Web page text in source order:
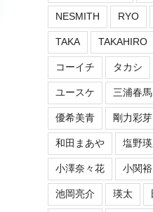
NESMITH RYO
TAKA TAKAHIRO
コーイチ タカシ
ユースケ 三浦春馬
優希美青 剛力彩芽
和田まあや 塩野瑛
小澤奈々花 小関
池岡亮介 瑛太